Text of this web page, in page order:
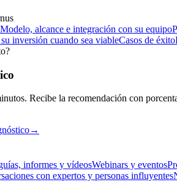
Modelo, alcance e integración con su equipo
inversión cuando sea viableCasos de éxito
Recibe la recomendación con
→
informes y vídeosWebinars y eventos
con expertos y personas influyentes